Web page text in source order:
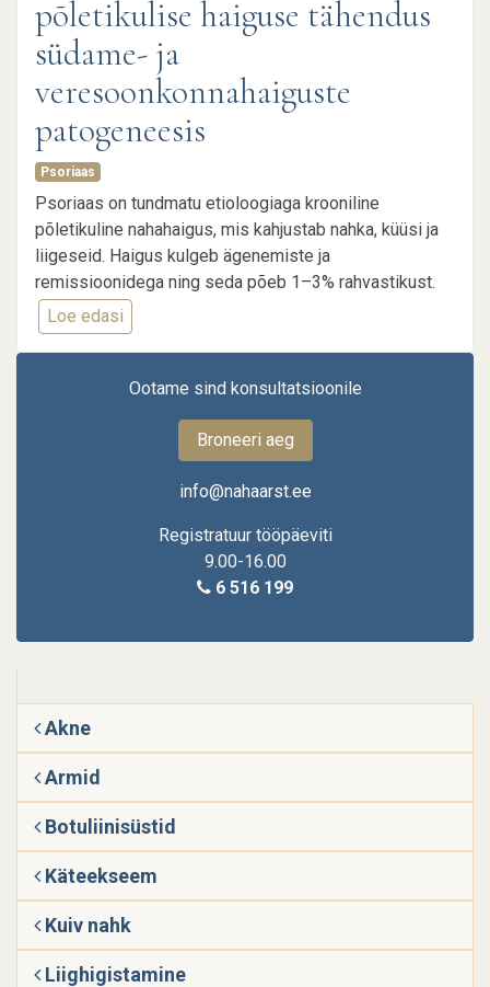
põletikulise haiguse tähendus
südame- ja
veresoonkonnahaiguste
patogeneesis
Psoriaas
Psoriaas on tundmatu etioloogiaga krooniline
põletikuline nahahaigus, mis kahjustab nahka, küüsi ja
liigeseid. Haigus kulgeb ägenemiste ja
remissioonidega ning seda põeb 1–3% rahvastikust.
Loe edasi
süsteemse
põletikulise
südame-
veresoonkonnahaiguste
patogeneesis
Ootame sind konsultatsioonile
Broneeri aeg
info@nahaarst.ee
Registratuur tööpäeviti
9.00-16.00
6 516 199
Akne
Armid
Botuliinisüstid
Käteekseem
Kuiv nahk
Liighigistamine